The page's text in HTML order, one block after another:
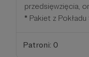
przedsięwzięcia,
* Pakiet z
Patroni: 0